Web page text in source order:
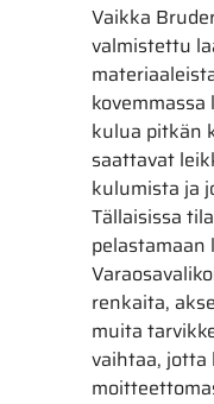
Vaikka
valmistettu
kulua pitkän
saattavat
kulumista ja
Tällaisissa
pelastamaan
renkaita,
muita
vaihtaa, jotta